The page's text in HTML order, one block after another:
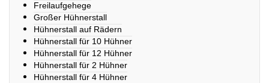
Freilaufgehege
Großer Hühnerstall
Hühnerstall auf Rädern
Hühnerstall für 10 Hühner
Hühnerstall für 12 Hühner
Hühnerstall für 2 Hühner
Hühnerstall für 4 Hühner